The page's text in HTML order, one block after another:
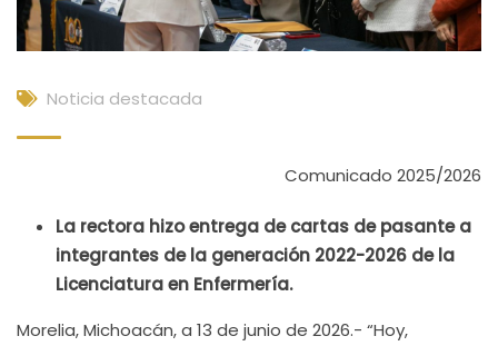
Noticia destacada
Comunicado 2025/2026
La rectora hizo entrega de cartas de pasante a
integrantes de la generación 2022-2026 de la
Licenciatura en Enfermería.
Morelia, Michoacán, a 13 de junio de 2026.- “Hoy,